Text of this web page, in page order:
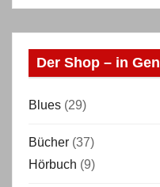
Der Shop – in
Blues (29)
Bücher (37)
Hörbuch (9)